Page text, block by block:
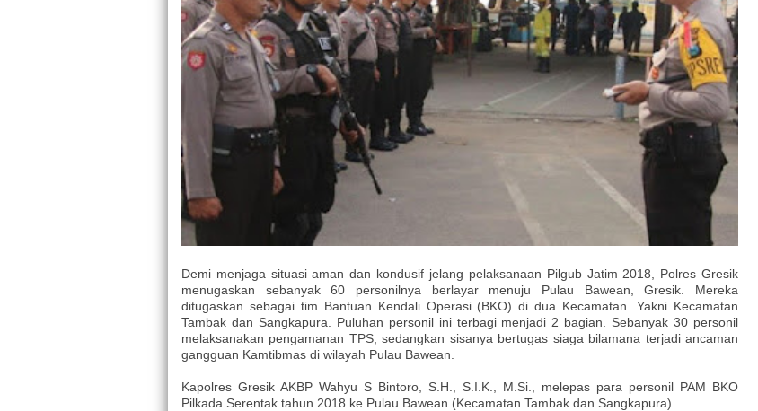
Demi menjaga situasi aman dan kondusif jelang pelaksanaan Pilgub Jatim 2018, Polres Gresik
menugaskan sebanyak 60 personilnya berlayar menuju Pulau Bawean, Gresik. Mereka
ditugaskan sebagai tim Bantuan Kendali Operasi (BKO) di dua Kecamatan. Yakni Kecamatan
Tambak dan Sangkapura. Puluhan personil ini terbagi menjadi 2 bagian. Sebanyak 30 personil
melaksanakan pengamanan TPS, sedangkan sisanya bertugas siaga bilamana terjadi ancaman
gangguan Kamtibmas di wilayah Pulau Bawean.
Kapolres Gresik AKBP Wahyu S Bintoro, S.H., S.I.K., M.Si., melepas para personil PAM BKO
Pilkada Serentak tahun 2018 ke Pulau Bawean (Kecamatan Tambak dan Sangkapura).